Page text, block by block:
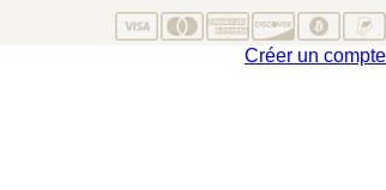
Créer un compte